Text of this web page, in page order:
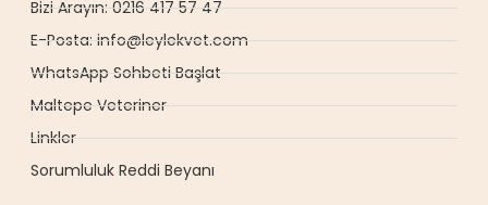
Bizi Arayın: 0216 417 57 47
E-Posta: info@leylekvet.com
WhatsApp Sohbeti Başlat
Maltepe Veteriner
Linkler
Sorumluluk Reddi Beyanı